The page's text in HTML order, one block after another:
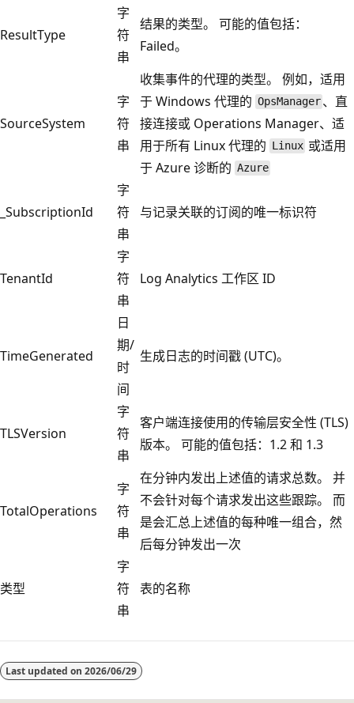
ResultType
字
符
串
结果的类型。 可能的值包括：
Failed。
SourceSystem
字
符
串
收集事件的代理的类型。 例如，适用
于 Windows 代理的 OpsManager 、直
接连接或 Operations Manager、适
用于所有 Linux 代理的 Linux 或适用
于 Azure 诊断的 Azure
_SubscriptionId
字
符
串
与记录关联的订阅的唯一标识符
TenantId
字
符
串
Log Analytics 工作区 ID
TimeGenerated
日
期/
时
间
生成日志的时间戳 (UTC)。
TLSVersion
字
符
串
客户端连接使用的传输层安全性 (TLS)
版本。 可能的值包括：1.2 和 1.3
TotalOperations
字
符
串
在分钟内发出上述值的请求总数。 并
不会针对每个请求发出这些跟踪。 而
是会汇总上述值的每种唯一组合，然
后每分钟发出一次
类型
字
符
串
表的名称
模
式
Last updated on 2026/06/29